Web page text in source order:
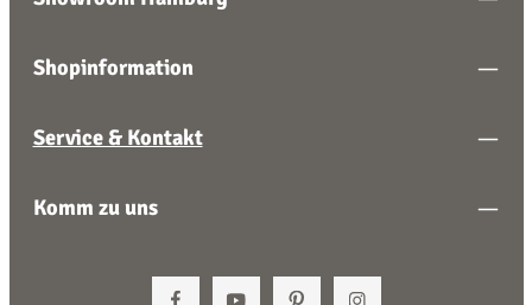
Shopinformation
Service & Kontakt
Komm zu uns